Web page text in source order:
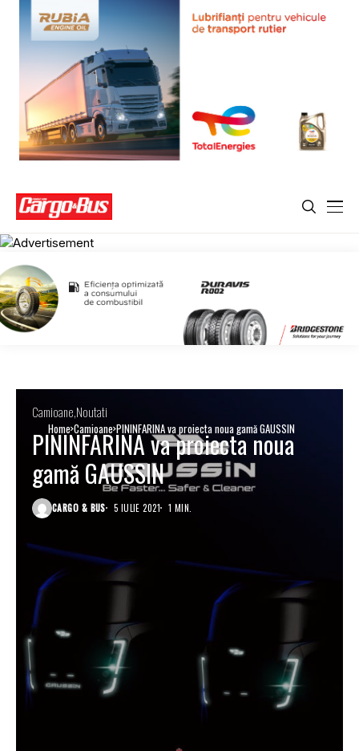
Home Camioane PININFARINA va proiecta noua gamă GAUSSIN
Camioane Noutati
PININFARINA va proiecta noua
gamă GAUSSIN
CARGO & BUS 5 IULIE 2021 1 MIN.